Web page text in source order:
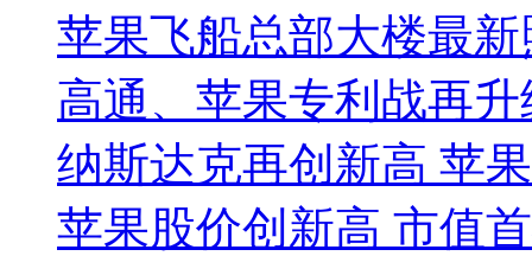
苹果飞船总部大楼最
高通、苹果专利战再
纳斯达克再创新高 苹
苹果股价创新高 市值